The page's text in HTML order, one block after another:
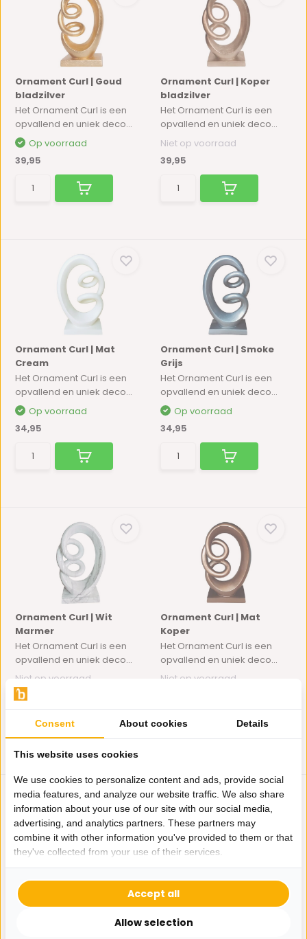
Ornament Curl | Goud
bladzilver
Het Ornament Curl is een
opvallend en uniek deco...
Op voorraad
39,95
Ornament Curl | Koper
bladzilver
Het Ornament Curl is een
opvallend en uniek deco...
Niet op voorraad
39,95
Ornament Curl | Mat
Cream
Het Ornament Curl is een
opvallend en uniek deco...
Op voorraad
34,95
Ornament Curl | Smoke
Grijs
Het Ornament Curl is een
opvallend en uniek deco...
Op voorraad
34,95
Ornament Curl | Wit
Marmer
Het Ornament Curl is een
opvallend en uniek deco...
Niet op voorraad
39,95
Ornament Curl | Mat
Koper
Het Ornament Curl is een
opvallend en uniek deco...
Niet op voorraad
Ornament Curl | Mat Wit
Het Ornament Curl is een
Ornament Curl | Pearl
White
opvallend en uniek deco...
Consent About cookies Details
This website uses cookies
We use cookies to personalize content and ads, provide social
media features, and analyze our website traffic. We also share
information about your use of our site with our social media,
advertising, and analytics partners. These partners may
combine it with other information you've provided to them or that
they've collected from your use of their services.
Allow selection
Accept all